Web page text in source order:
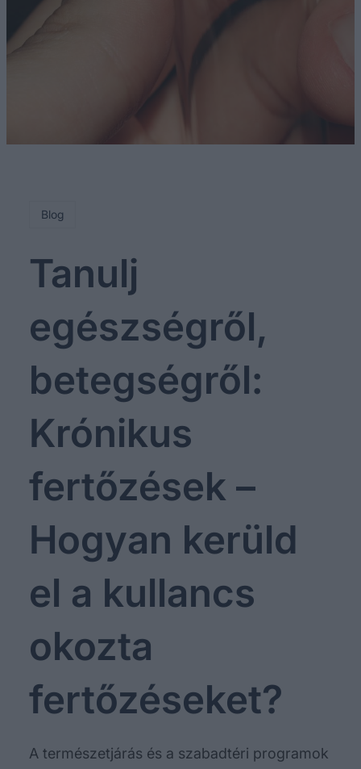
Blog
Tanulj
egészségről,
betegségről:
Krónikus
fertőzések –
Hogyan kerüld
el a kullancs
okozta
fertőzéseket?
A természetjárás és a szabadtéri programok